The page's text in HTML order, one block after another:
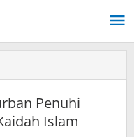
Penuhi
Islam